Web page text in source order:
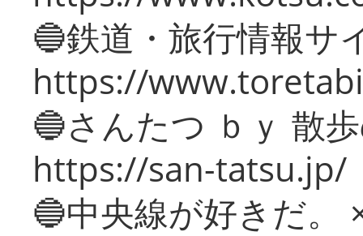
🔵鉄道・旅行情報サ
https://
🔵さんたつ ｂｙ 散
https://san-tatsu.jp/
🔵中央線が好きだ。